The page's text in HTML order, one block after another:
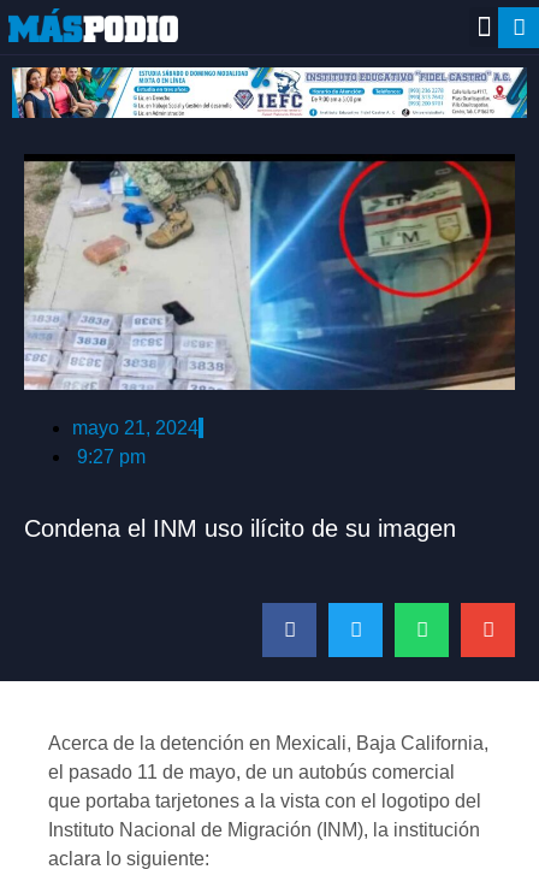
mayo 21, 2024
9:27 pm
Condena el INM uso ilícito de su imagen
Acerca de la detención en Mexicali, Baja California,
el pasado 11 de mayo, de un autobús comercial
que portaba tarjetones a la vista con el logotipo del
Instituto Nacional de Migración (INM), la institución
aclara lo siguiente: